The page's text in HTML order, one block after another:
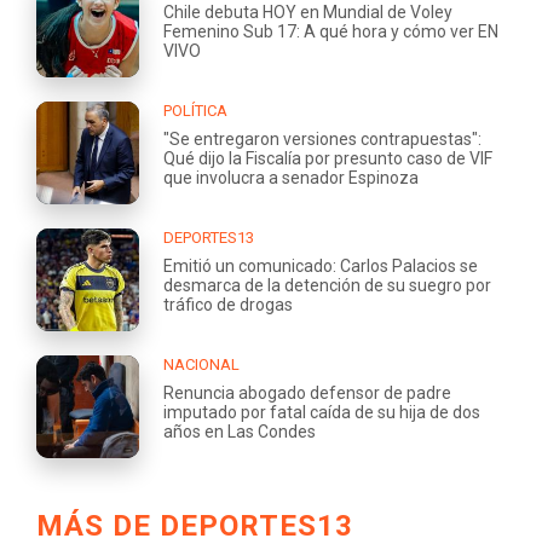
Chile debuta HOY en Mundial de Voley
Femenino Sub 17: A qué hora y cómo ver EN
VIVO
POLÍTICA
"Se entregaron versiones contrapuestas":
Qué dijo la Fiscalía por presunto caso de VIF
que involucra a senador Espinoza
DEPORTES13
Emitió un comunicado: Carlos Palacios se
desmarca de la detención de su suegro por
tráfico de drogas
NACIONAL
Renuncia abogado defensor de padre
imputado por fatal caída de su hija de dos
años en Las Condes
MÁS DE DEPORTES13